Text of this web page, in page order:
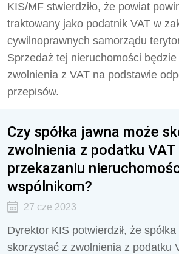
KIS/MF stwierdziło, że powiat
traktowany jako podatnik VAT w
cywilnoprawnych samorządu
Sprzedaż tej nieruchomości
zwolnienia z VAT na podstawie
przepisów.
Czy spółka jawna może
zwolnienia z podatku VAT
przekazaniu
wspólnikom?
27 cze 2023
Dyrektor KIS potwierdził, że
skorzystać z zwolnienia z podatku